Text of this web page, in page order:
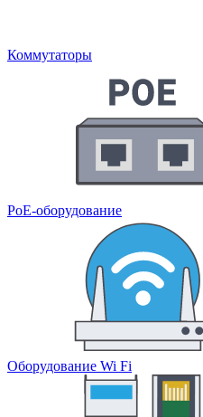
Коммутаторы
PoE-оборудование
Оборудование Wi Fi